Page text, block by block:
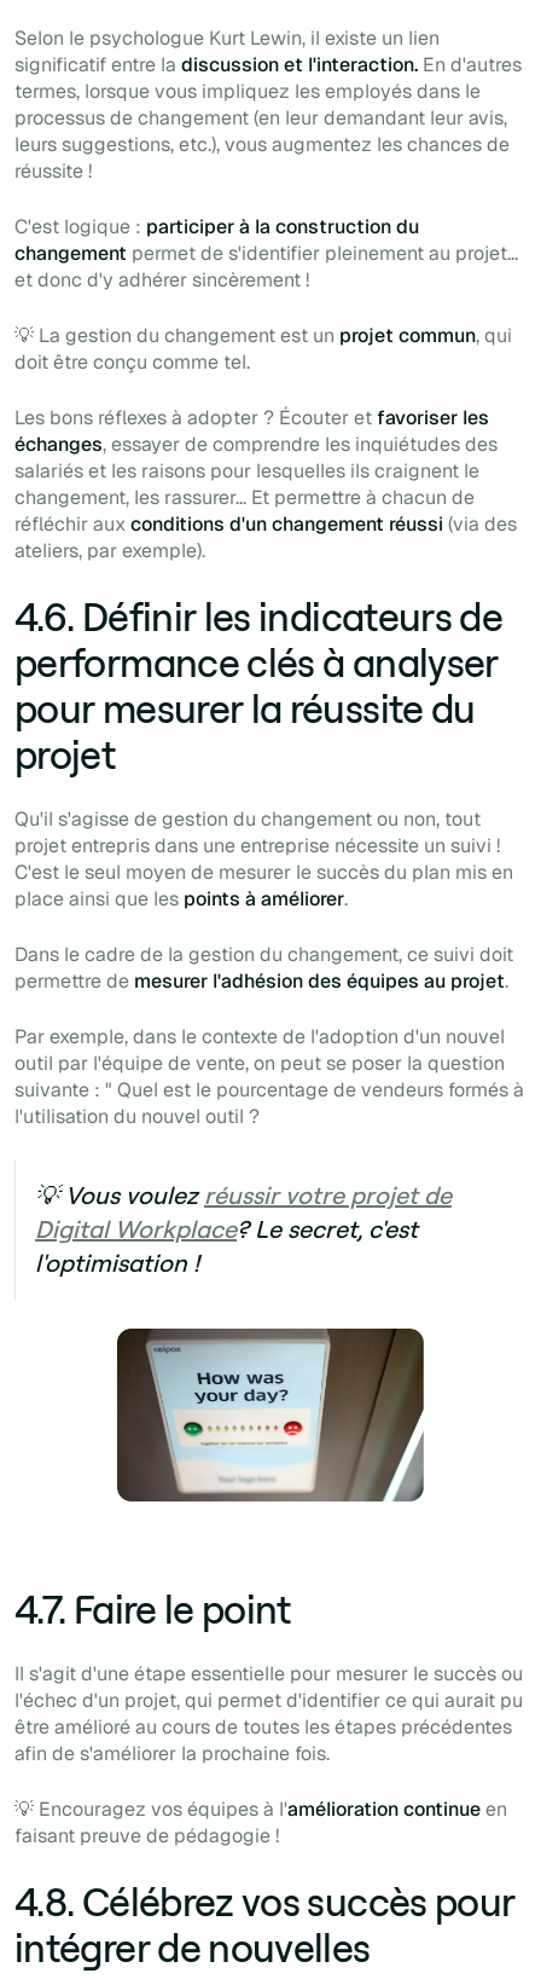
Selon le psychologue Kurt Lewin, il existe un lien
significatif entre la discussion et l'interaction. En d'autres
termes, lorsque vous impliquez les employés dans le
processus de changement (en leur demandant leur avis,
leurs suggestions, etc.), vous augmentez les chances de
réussite !
C'est logique : participer à la construction du
changement permet de s'identifier pleinement au projet...
et donc d'y adhérer sincèrement !
💡 La gestion du changement est un projet commun, qui
doit être conçu comme tel.
Les bons réflexes à adopter ? Écouter etfavoriser les
échanges, essayer de comprendre les inquiétudes des
salariés et les raisons pour lesquelles ils craignent le
changement, les rassurer... Et permettre à chacun de
réfléchir auxconditions d'un changement réussi (via des
ateliers, par exemple).
4.6. Définir les indicateurs de
performance clés à analyser
pour mesurer la réussite du
projet
Qu'il s'agisse de gestion du changement ou non, tout
projet entrepris dans une entreprise nécessite un suivi !
C'est le seul moyen de mesurer le succès du plan mis en
place ainsi que les points à améliorer.
Dans le cadre de la gestion du changement, ce suivi doit
permettre de mesurer l'adhésion des équipes au projet.
Par exemple, dans le contexte de l'adoption d'un nouvel
outil par l'équipe de vente, on peut se poser la question
suivante : " Quel est le pourcentage de vendeurs formés à
l'utilisation du nouvel outil ?
💡 Vous voulezréussir votre projet de
Digital Workplace? Le secret, c'est
l'optimisation !
4.7. Faire le point
Il s'agit d'une étape essentielle pour mesurer le succès ou
l'échec d'un projet, qui permet d'identifier ce qui aurait pu
être amélioré au cours de toutes les étapes précédentes
afin de s'améliorer la prochaine fois.
💡 Encouragez vos équipes à l'amélioration continueen
faisant preuve de pédagogie !
4.8. Célébrez vos succès pour
intégrer de nouvelles